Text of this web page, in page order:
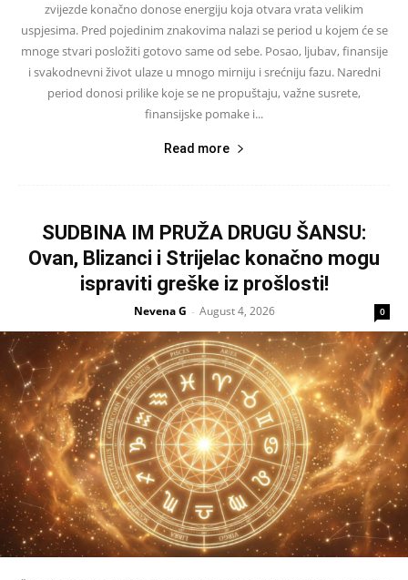
zvijezde konačno donose energiju koja otvara vrata velikim
uspjesima. Pred pojedinim znakovima nalazi se period u kojem će se
mnoge stvari posložiti gotovo same od sebe. Posao, ljubav, finansije
i svakodnevni život ulaze u mnogo mirniju i srećniju fazu. Naredni
period donosi prilike koje se ne propuštaju, važne susrete,
finansijske pomake i...
Read more
SUDBINA IM PRUŽA DRUGU ŠANSU:
Ovan, Blizanci i Strijelac konačno mogu
ispraviti greške iz prošlosti!
Nevena G - August 4, 2026 0